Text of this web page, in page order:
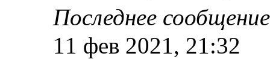
Последнее
11 фев 2021, 21:32